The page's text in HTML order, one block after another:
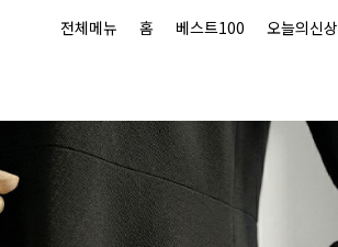
전체메뉴 홈 베스트100 오늘의신상